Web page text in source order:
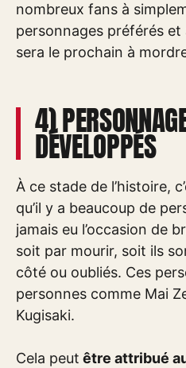
nombreux fans à
personnages préférés
sera le prochain à
4)
DÉVELOPPÉS
À ce stade de l’histoire,
qu’il y a beaucoup de
jamais eu l’occasion de
soit par mourir, soit ils
côté ou oubliés. Ces
personnes comme Mai
Kugisaki.
Cela peut être attribué